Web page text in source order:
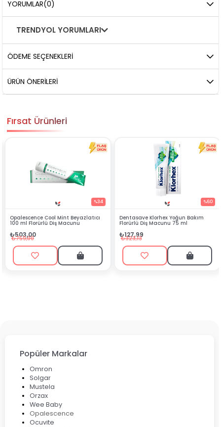
YORUMLAR(0)
TRENDYOL YORUMLARI
ÖDEME SEÇENEKLERI
ÜRÜN ÖNERILERI
Fırsat Ürünleri
Mint Beyazlatıcı
Macunu
Dentasave Klorhex Yoğun Bakım
Florürlü Diş Macunu 75 ml
Black Berry
Popüler Markalar
Omron
Solgar
Mustela
Orzax
Wee Baby
Opalescence
Ocuvite